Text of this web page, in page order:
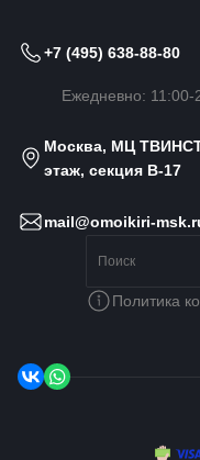
+7 (495) 638-88-80
Ежедневно: 11:00-
Москва, МЦ
этаж, секция B-17
mail@omoikiri-
Политика